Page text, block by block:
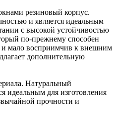
резиновый корпус.
и является идеальным
с высокой устойчивостью
по-прежнему способен
и мало восприимчив к внешним
дополнительную
Натуральный
идеальным для изготовления
прочности и